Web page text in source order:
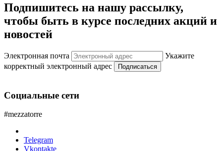
Подпишитесь на нашу рассылку,
чтобы быть в курсе последних акций и
новостей
Электронная почта
Укажите
корректный электронный адрес
Подписаться
Социальные сети
#mezzatorre
Telegram
Vkontakte